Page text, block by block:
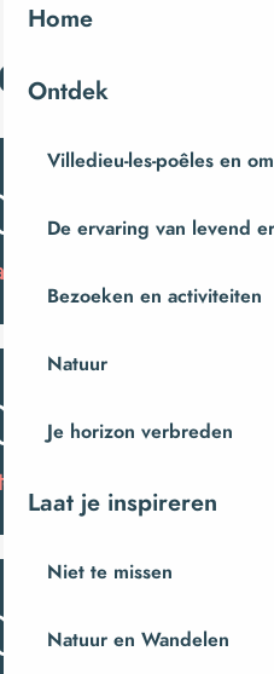
Home
Ontdek
Villedieu-les-poêles en
De ervaring van levend
Bezoeken en activiteiten
Natuur
Je horizon verbreden
Laat je inspireren
Niet te missen
Natuur en Wandelen
van
mineralen